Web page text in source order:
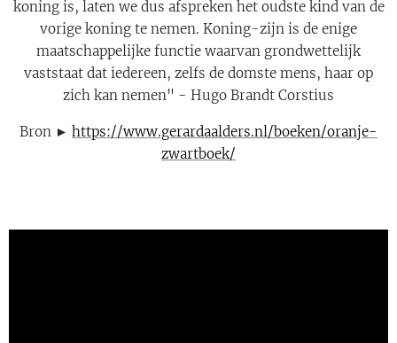
koning is, laten we dus afspreken het oudste kind van de
vorige koning te nemen. Koning-zijn is de enige
maatschappelijke functie waarvan grondwettelijk
vaststaat dat iedereen, zelfs de domste mens, haar op
zich kan nemen" - Hugo Brandt Corstius
Bron ► https://www.gerardaalders.nl/boeken/oranje-
zwartboek/